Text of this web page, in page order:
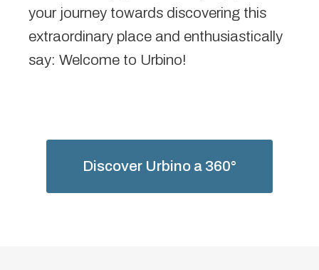
your journey towards discovering this
extraordinary place and enthusiastically
say: Welcome to Urbino!
Discover Urbino a 360°